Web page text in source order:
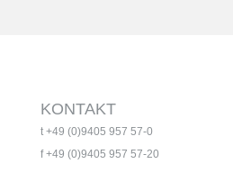
KONTAKT
t +49 (0)9405 957 57-0
f +49 (0)9405 957 57-20